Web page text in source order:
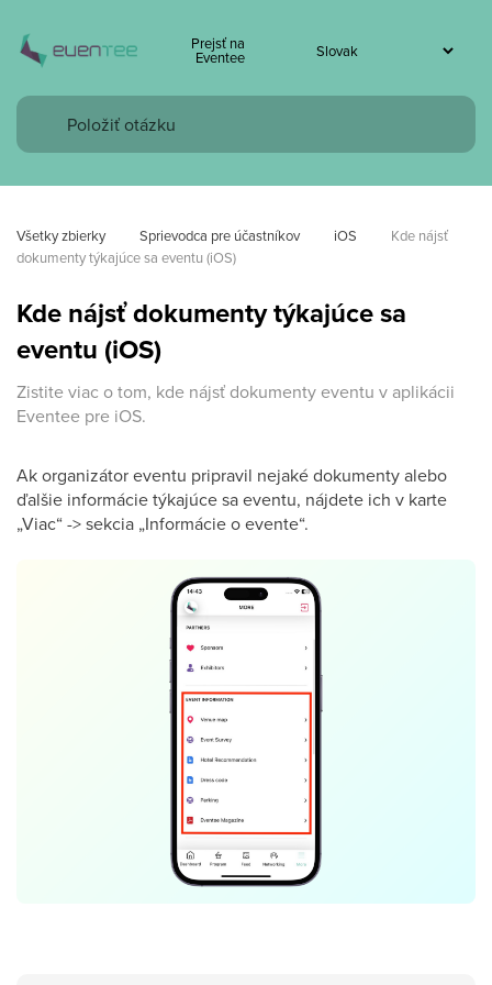
Prejsť na
Eventee
Všetky zbierky Sprievodca pre účastníkov iOS
Kde nájsť
dokumenty týkajúce sa eventu (iOS)
Kde nájsť dokumenty týkajúce sa
eventu (iOS)
Zistite viac o tom, kde nájsť dokumenty eventu v aplikácii
Eventee pre iOS.
Ak organizátor eventu pripravil nejaké dokumenty alebo
ďalšie informácie týkajúce sa eventu, nájdete ich v karte
„Viac“ -> sekcia „Informácie o evente“.